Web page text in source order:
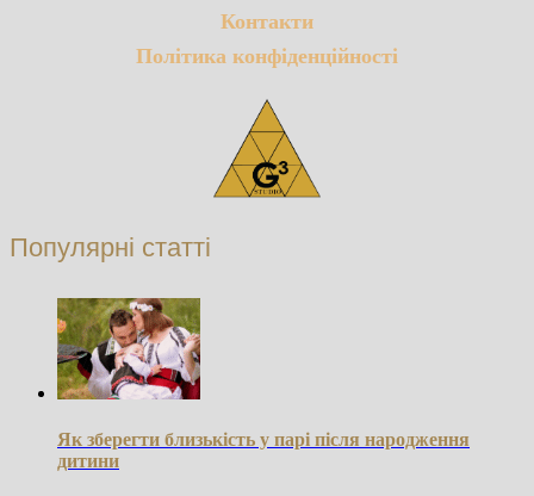
Контакти
Політика конфіденційності
Популярні статті
Як зберегти близькість у парі після народження
дитини